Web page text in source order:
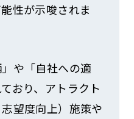
性が示唆されま
や「自社への適
おり、アトラクト
志望度向上）施策や